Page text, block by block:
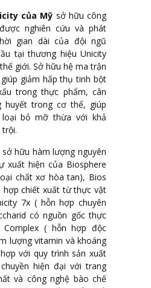
của Mỹ sở hữu công
nghiên cứu và phát
gian dài của đội ngũ
tại thương hiệu Unicity
giới. Sở hữu hệ ma trận
giảm hấp thụ tinh bột
trong thực phẩm, cân
huyết trong cơ thể, giúp
bỏ mỡ thừa với khả
hữu hàm lượng nguyên
xuất hiện của Biosphere
chất xơ hòa tan), Bios
hợp chiết xuất từ thực vật
7x ( hỗn hợp chuyên
có nguồn gốc thực
( hỗn hợp độc
lượng vitamin và khoáng
với quy trình sản xuất
hiện đại với trang
và công nghệ bào chế